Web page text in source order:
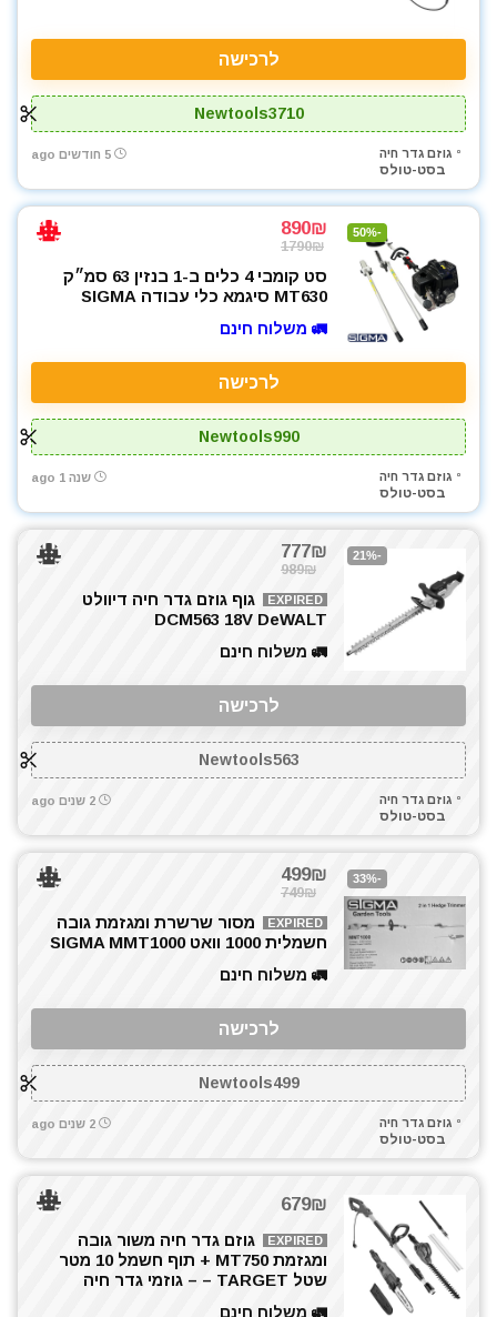
מאוורר טכני
מברגונים נטענים
מברגות מקדחות ומברגונים
מברגת אימפקט
מברגת פוטר קלאץ'
מגרזת
מדחס / קומפרסור
מולטיטול
מטען סוללות קירי
מכונת צביעה אירלס
מכונת שטיפה בלחץ
מלטשת סרט
מלטשת קירות / גבס
מסור אנכי
מסור גבהים
מסור גרונג
מסור וידיה
מסור חרב
מסור עגול
מסור שורף
מסורים
מסרק דשא סינטטי
מערבל דבק / צבע
מפוח עלים
מפתח רטיטה 3/4"
מקצוע חשמלי
מקצועות
משאבה טבולה
משחזת ציר
סוללות
סכינים וכלי בישול
עגלת כלים
לרכישה
Newtools3710
גוזם גדר חיה
בסט-טולס
5 חודשים ago
-50%
890₪
1790₪
סט קומבי 4 כלים ב-1 בנזין 63 סמ״ק
MT630 סיגמא כלי עבודה SIGMA
🚛 משלוח חינם
לרכישה
Newtools990
גוזם גדר חיה
בסט-טולס
שנה 1 ago
-21%
777₪
989₪
EXPIRED
גוף גוזם גדר חיה דיוולט
DCM563 18V DeWALT
🚛 משלוח חינם
לרכישה
Newtools563
גוזם גדר חיה
בסט-טולס
2 שנים ago
-33%
499₪
749₪
EXPIRED
מסור שרשרת ומגזמת גובה
חשמלית 1000 וואט SIGMA MMT1000
🚛 משלוח חינם
לרכישה
Newtools499
גוזם גדר חיה
בסט-טולס
2 שנים ago
679₪
EXPIRED
גוזם גדר חיה משור גובה
ומגזמת MT750 + תוף חשמל 10 מטר
שטל TARGET – – גוזמי גדר חיה
🚛 משלוח חינם